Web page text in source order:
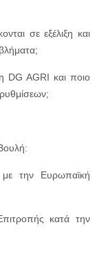
σε εξέλιξη και
DG AGRI και ποιο
την Ευρωπαϊκή
κατά την